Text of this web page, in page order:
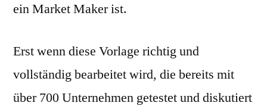
ein Market Maker ist.
Erst wenn diese Vorlage richtig und
vollständig bearbeitet wird, die bereits mit
über 700 Unternehmen getestet und diskutiert